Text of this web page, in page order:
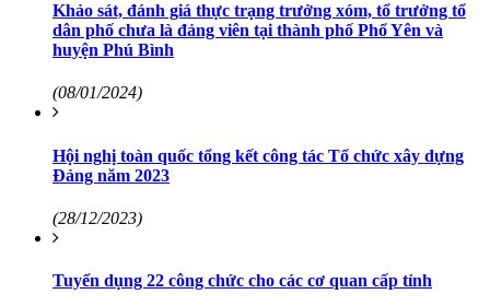
Khảo sát, đánh giá thực trạng trưởng xóm, tổ trưởng tổ
dân phố chưa là đảng viên tại thành phố Phổ Yên và
huyện Phú Bình
(08/01/2024)
Hội nghị toàn quốc tổng kết công tác Tổ chức xây dựng
Đảng năm 2023
(28/12/2023)
Tuyển dụng 22 công chức cho các cơ quan cấp tỉnh